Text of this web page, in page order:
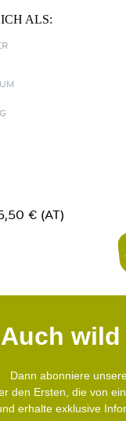
ALS:
€ (AT)
Auch
Dann abonniere
den Ersten, die von
erhalte exklusive